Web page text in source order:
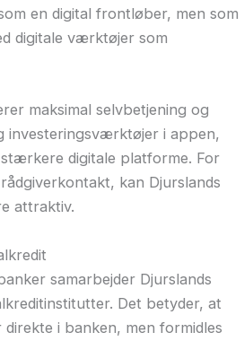
en digital frontløber, men som
digitale værktøjer som
maksimal selvbetjening og
investeringsværktøjer i appen,
digitale platforme. For
kan Djurslands
attraktiv.
samarbejder Djurslands
Det betyder, at
i banken, men formidles